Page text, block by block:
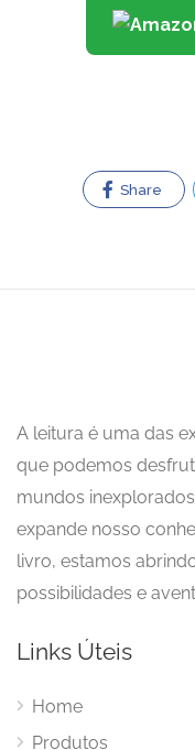
Share
A leitura é uma das
que podemos
mundos
expande nosso
livro, estamos
possibilidades e
Links Úteis
Home
Produtos